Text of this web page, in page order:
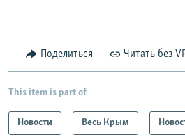
Поделиться Читать без
This item is part of
Новости Весь Крым